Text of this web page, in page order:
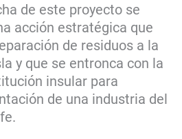
de este proyecto se
acción estratégica que
de residuos a la
y que se entronca con la
insular para
de una industria del